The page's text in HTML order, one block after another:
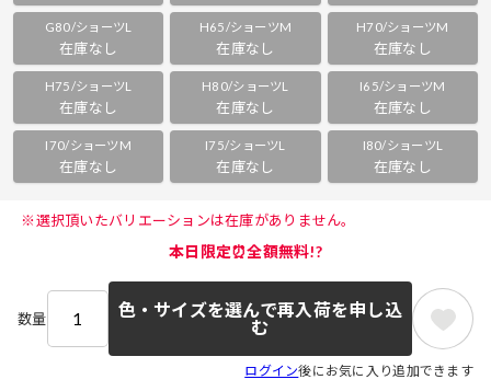
G80/ショーツL
在庫なし
H65/ショーツM
在庫なし
H70/ショーツM
在庫なし
H75/ショーツL
在庫なし
H80/ショーツL
在庫なし
I65/ショーツM
在庫なし
I70/ショーツM
在庫なし
I75/ショーツL
在庫なし
I80/ショーツL
在庫なし
※選択頂いたバリエーションは在庫がありません。
本日限定⏰全額無料!?
数量
色・サイズを選んで再入荷を申し込
む
ログイン後にお気に入り追加できます